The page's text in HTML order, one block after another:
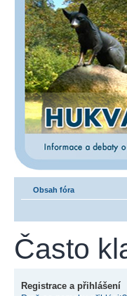
Obsah fóra
Často
Registrace a přihlášení